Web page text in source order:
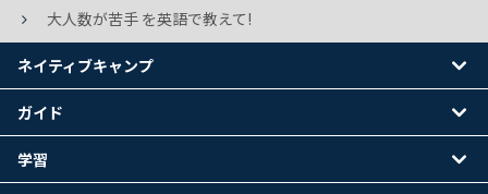
大人数が苦手 を英語で教えて!
ネイティブキャンプ
ガイド
学習